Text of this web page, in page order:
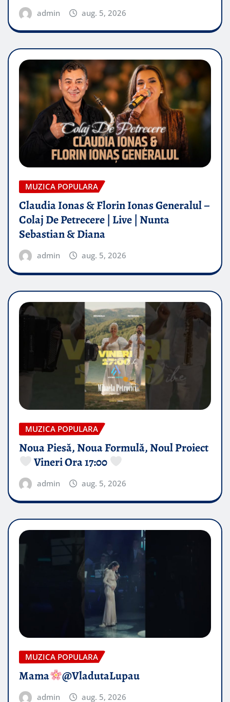
admin aug. 5, 2026
MUZICA POPULARA
Claudia Ionas & Florin Ionas Generalul –
Colaj De Petrecere | Live | Nunta
Sebastian & Diana
admin aug. 5, 2026
MUZICA POPULARA
Noua Piesă, Noua Formulă, Noul Proiect
Vineri Ora 17:00
admin aug. 5, 2026
MUZICA POPULARA
Mama @VladutaLupau
admin aug. 5, 2026